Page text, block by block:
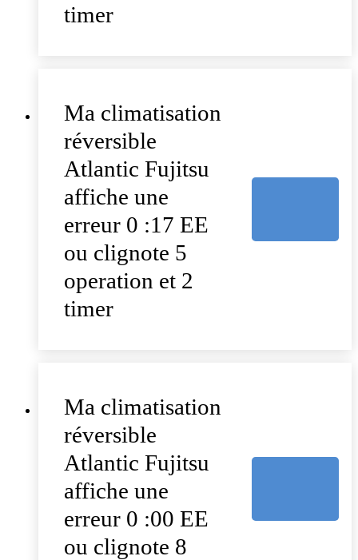
timer
Ma climatisation
réversible
Atlantic Fujitsu
affiche une
erreur 0 :17 EE
ou clignote 5
operation et 2
timer
Ma climatisation
réversible
Atlantic Fujitsu
affiche une
erreur 0 :00 EE
ou clignote 8